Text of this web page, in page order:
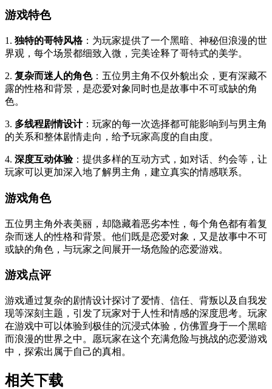
游戏特色
1. 独特的哥特风格：为玩家提供了一个黑暗、神秘但浪漫的世
界观，每个场景都细致入微，完美诠释了哥特式的美学。
2. 复杂而迷人的角色：五位男主角不仅外貌出众，更有深藏不
露的性格和背景，是恋爱对象同时也是故事中不可或缺的角
色。
3. 多线程剧情设计：玩家的每一次选择都可能影响到与男主角
的关系和整体剧情走向，给予玩家高度的自由度。
4. 深度互动体验：提供多样的互动方式，如对话、约会等，让
玩家可以更加深入地了解男主角，建立真实的情感联系。
游戏角色
五位男主角外表美丽，却隐藏着恶劣本性，每个角色都有着复
杂而迷人的性格和背景。他们既是恋爱对象，又是故事中不可
或缺的角色，与玩家之间展开一场危险的恋爱游戏。
游戏点评
游戏通过复杂的剧情设计探讨了爱情、信任、背叛以及自我发
现等深刻主题，引发了玩家对于人性和情感的深度思考。玩家
在游戏中可以体验到极佳的沉浸式体验，仿佛置身于一个黑暗
而浪漫的世界之中。愿玩家在这个充满危险与挑战的恋爱游戏
中，探索出属于自己的真相。
相关下载